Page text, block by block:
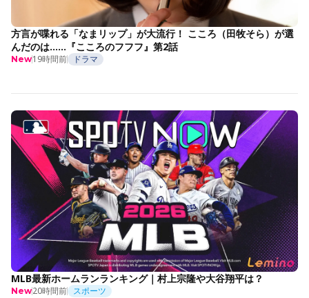
方言が喋れる「なまリップ」が大流行！ こころ（田牧そら）が選
んだのは……『こころのフフフ』第2話
New19時間前 ドラマ
MLB最新ホームランランキング｜村上宗隆や大谷翔平は？
New20時間前 スポーツ